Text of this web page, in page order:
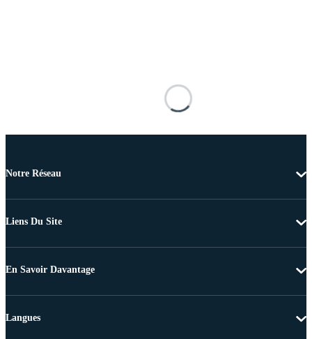
Notre Réseau
Liens Du Site
En Savoir Davantage
Langues